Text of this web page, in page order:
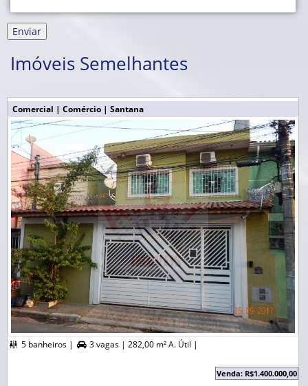
Imóveis Semelhantes
Comercial | Comércio | Santana
 5 banheiros |  3 vagas | 282,00 m² A. Útil |
Venda: R$1.400.000,00